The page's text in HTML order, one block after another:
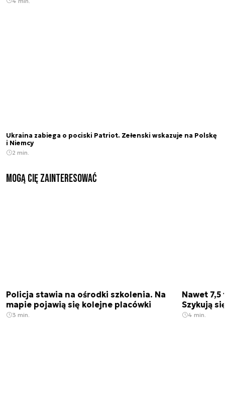
Ukraina zabiega o pociski Patriot. Zełenski wskazuje na Polskę
i Niemcy
2 min.
Mogą Cię zainteresować
Policja stawia na ośrodki szkolenia. Na
mapie pojawią się kolejne placówki
3 min.
Nawet
Szykują
4 min.